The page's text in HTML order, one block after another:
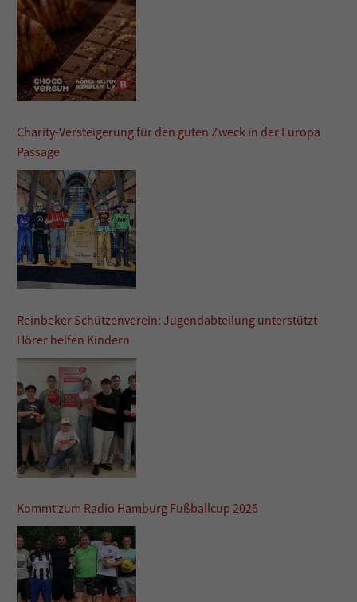
Charity-Versteigerung für den guten Zweck in der Europa
Passage
Reinbeker Schützenverein: Jugendabteilung unterstützt
Hörer helfen Kindern
Kommt zum Radio Hamburg Fußballcup 2026